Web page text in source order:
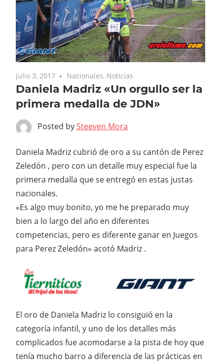
julio 3, 2017 Nacionales, Noticias
Daniela Madriz «Un orgullo ser la
primera medalla de JDN»
Posted bySteeven Mora
Daniela Madriz cubrió de oro a su cantón de Perez
Zeledón , pero con un detalle muy especial fue la
primera medalla que se entregó en estas justas
nacionales.
«Es algo muy bonito, yo me he preparado muy
bien a lo largo del año en diferentes
competencias, pero es diferente ganar en Juegos
para Perez Zeledón» acotó Madriz .
El oro de Daniela Madriz lo consiguió en la
categoría infantil, y uno de los detalles más
complicados fue acomodarse a la pista de hoy que
tenía mucho barro a diferencia de las prácticas en